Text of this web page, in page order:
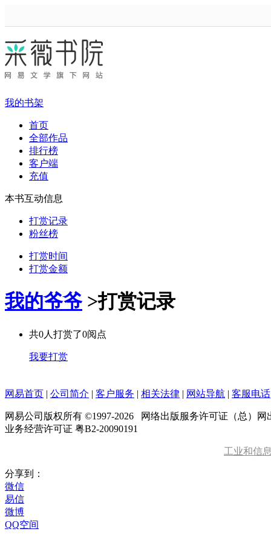
我的书架
首页
全部作品
排行榜
客户端
充值
本书互动信息
打赏记录
粉丝榜
打赏时间
打赏金额
我的爷爷 >打赏记录
共0人打赏了0阅点
我要打赏
网易首页 | 公司简介 | 客户服务 | 相关法律 | 网站导航 | 客服电话
网易公司版权所有 ©1997-2026 网络出版服务许可证（总）网
业务经营许可证 粤B2-20090191
工业和信
分享到：
微信
易信
微博
QQ空间